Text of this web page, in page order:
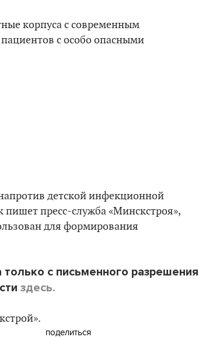
корпуса с современным
с особо опасными
детской инфекционной
пресс-служба «Минскстроя»,
для формирования
с письменного разрешения
здесь.
поделиться